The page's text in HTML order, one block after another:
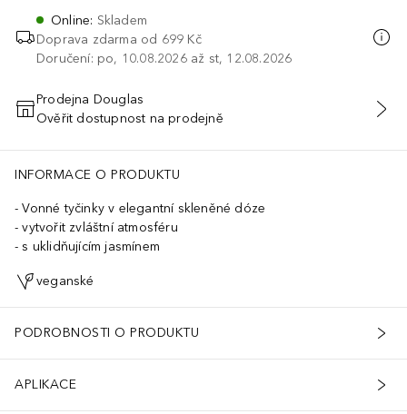
Online: Skladem
Doprava zdarma od 699 Kč
Doručení: po, 10.08.2026 až st, 12.08.2026
PŘIDAT DO KOŠÍKU
Prodejna Douglas
Ověřit dostupnost na prodejně
INFORMACE O PRODUKTU
Vonné tyčinky v elegantní skleněné dóze
vytvořit zvláštní atmosféru
s uklidňujícím jasmínem
veganské
PODROBNOSTI O PRODUKTU
APLIKACE